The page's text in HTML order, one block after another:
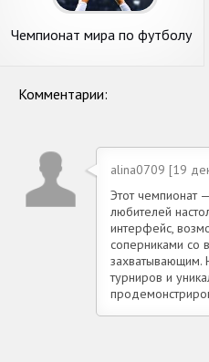
Чемпионат мира по футболу
Комментарии:
alina0709 [19
Этот чемпионат
любителей
интерфейс,
соперниками со
захватывающим.
турниров и